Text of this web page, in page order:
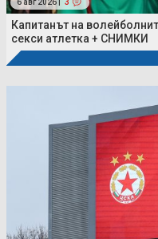
Капитанът на
секси атлетка + СНИМКИ